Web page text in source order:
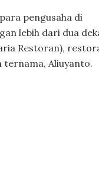
pengusaha di
lebih dari dua
Restoran),
ternama, Aliuyanto.